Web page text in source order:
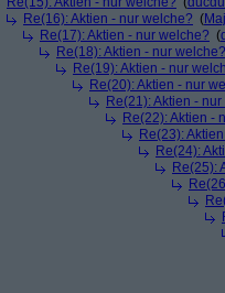
Re(16): Aktien - nur welche? (
Re(17): Aktien - nur welche? (
Re(18): Aktien - nur welche?
Re(19): Aktien - nur
Re(20): Aktien - nur
Re(21): Aktien -
Re(22): Aktien -
Re(23):
Re(24):
Re(25):